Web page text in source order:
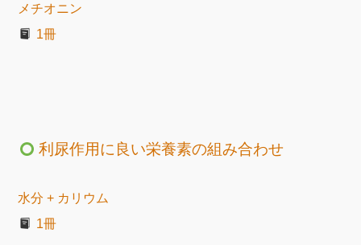
メチオニン
1冊
利尿作用に良い栄養素の組み合わせ
水分 + カリウム
1冊